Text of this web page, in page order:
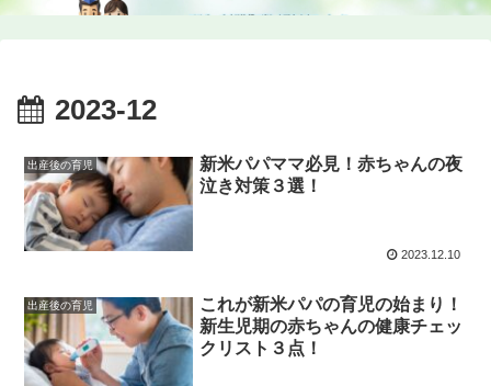
2023-12
出産後の育児
新米パパママ必見！赤ちゃんの夜
泣き対策３選！
2023.12.10
出産後の育児
これが新米パパの育児の始まり！
新生児期の赤ちゃんの健康チェッ
クリスト３点！